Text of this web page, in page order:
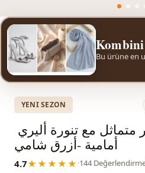
Bu ürüne en
YENI SEZON
مع تنورة أليري
أمامية -أزرق شامي
4.7★★★★★ ·144